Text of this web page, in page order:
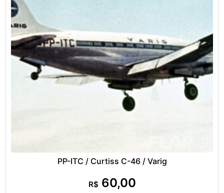
PP-ITC / Curtiss C-46 / Varig
R$ 60,00